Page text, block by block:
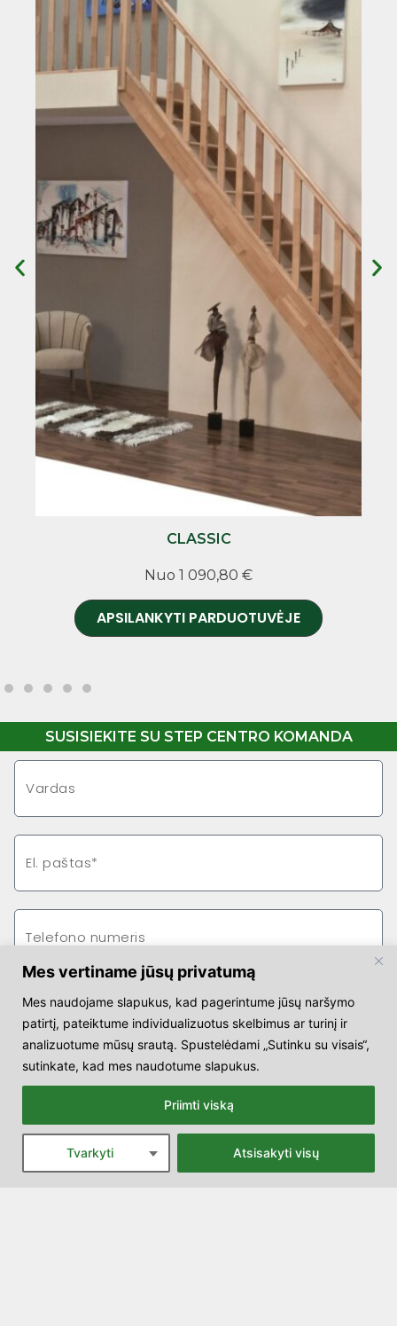
Mes vertiname jūsų privatumą
Mes naudojame slapukus, kad pagerintume jūsų naršymo
patirtį, pateiktume individualizuotus skelbimus ar turinį ir
analizuotume mūsų srautą. Spustelėdami „Sutinku su visais“,
sutinkate, kad mes naudotume slapukus.
Tvarkyti Atsisakyti visų
Priimti viską
Nuo 1 090,80 €
PARDUOTUVĖJE
SUSISIEKITE SU STEP CENTRO KOMANDA